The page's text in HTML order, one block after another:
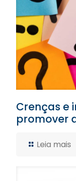
Crenças e
promover
Leia mais